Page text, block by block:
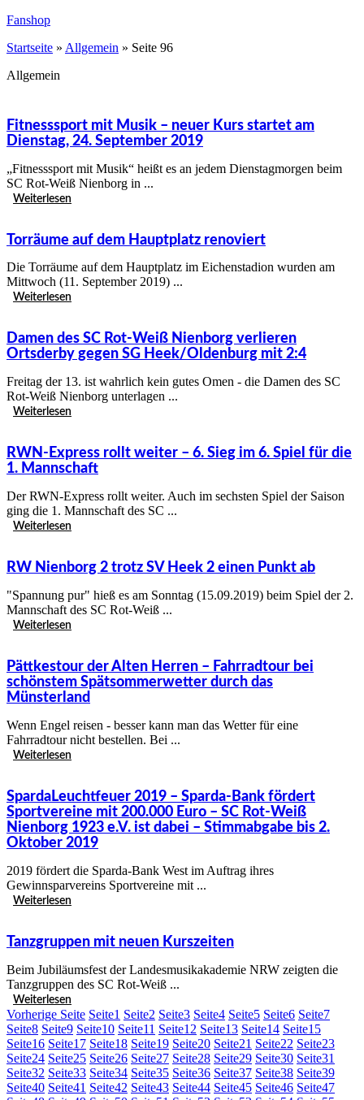
Fanshop
Startseite » Allgemein » Seite 96
Allgemein
Fitnesssport mit Musik – neuer Kurs startet am
Dienstag, 24. September 2019
„Fitnesssport mit Musik“ heißt es an jedem Dienstagmorgen beim
SC Rot-Weiß Nienborg in ...
Weiterlesen
Torräume auf dem Hauptplatz renoviert
Die Torräume auf dem Hauptplatz im Eichenstadion wurden am
Mittwoch (11. September 2019) ...
Weiterlesen
Damen des SC Rot-Weiß Nienborg verlieren
Ortsderby gegen SG Heek/Oldenburg mit 2:4
Freitag der 13. ist wahrlich kein gutes Omen - die Damen des SC
Rot-Weiß Nienborg unterlagen ...
Weiterlesen
RWN-Express rollt weiter – 6. Sieg im 6. Spiel für die
1. Mannschaft
Der RWN-Express rollt weiter. Auch im sechsten Spiel der Saison
ging die 1. Mannschaft des SC ...
Weiterlesen
RW Nienborg 2 trotz SV Heek 2 einen Punkt ab
"Spannung pur" hieß es am Sonntag (15.09.2019) beim Spiel der 2.
Mannschaft des SC Rot-Weiß ...
Weiterlesen
Pättkestour der Alten Herren – Fahrradtour bei
schönstem Spätsommerwetter durch das
Münsterland
Wenn Engel reisen - besser kann man das Wetter für eine
Fahrradtour nicht bestellen. Bei ...
Weiterlesen
SpardaLeuchtfeuer 2019 – Sparda-Bank fördert
Sportvereine mit 200.000 Euro – SC Rot-Weiß
Nienborg 1923 e.V. ist dabei – Stimmabgabe bis 2.
Oktober 2019
2019 fördert die Sparda-Bank West im Auftrag ihres
Gewinnsparvereins Sportvereine mit ...
Weiterlesen
Tanzgruppen mit neuen Kurszeiten
Beim Jubiläumsfest der Landesmusikakademie NRW zeigten die
Tanzgruppen des SC Rot-Weiß ...
Weiterlesen
Vorherige Seite Seite1 Seite2 Seite3 Seite4 Seite5 Seite6 Seite7
Seite8 Seite9 Seite10 Seite11 Seite12 Seite13 Seite14 Seite15
Seite16 Seite17 Seite18 Seite19 Seite20 Seite21 Seite22 Seite23
Seite24 Seite25 Seite26 Seite27 Seite28 Seite29 Seite30 Seite31
Seite32 Seite33 Seite34 Seite35 Seite36 Seite37 Seite38 Seite39
Seite40 Seite41 Seite42 Seite43 Seite44 Seite45 Seite46 Seite47